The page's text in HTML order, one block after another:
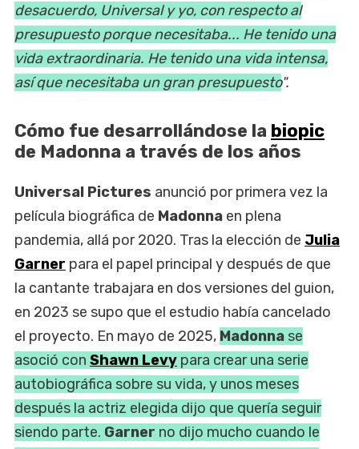
desacuerdo, Universal y yo, con respecto al
presupuesto porque necesitaba... He tenido una
vida extraordinaria. He tenido una vida intensa,
así que necesitaba un gran presupuesto".
Cómo fue desarrollándose la biopic
de Madonna a través de los años
Universal Pictures anunció por primera vez la
película biográfica de Madonna en plena
pandemia, allá por 2020. Tras la elección de Julia
Garner para el papel principal y después de que
la cantante trabajara en dos versiones del guion,
en 2023 se supo que el estudio había cancelado
el proyecto. En mayo de 2025, Madonna se
asoció con Shawn Levy para crear una serie
autobiográfica sobre su vida, y unos meses
después la actriz elegida dijo que quería seguir
siendo parte. Garner no dijo mucho cuando le